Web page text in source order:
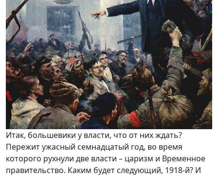
Итак, большевики у власти, что от них ждать?
Пережит ужасный семнадцатый год, во время
которого рухнули две власти – царизм и Временное
правительство. Каким будет следующий, 1918-й? И